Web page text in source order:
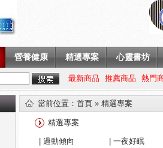
營養健康 精選專案 心靈書坊
最新商品 推薦商品 熱門
當前位置 ： 首頁 » 精選專案
精選專案
過動傾向 一夜好眠